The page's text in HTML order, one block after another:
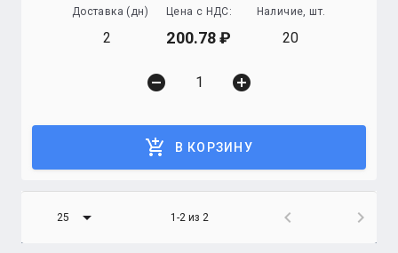
Доставка (дн)
2
Цена с НДС:
200.78
Наличие, шт.
20
remove_circle add_circle
add_shopping_cart В КОРЗИНУ
25 arrow_drop_down 1-2 из 2 chevron_left chevron_right